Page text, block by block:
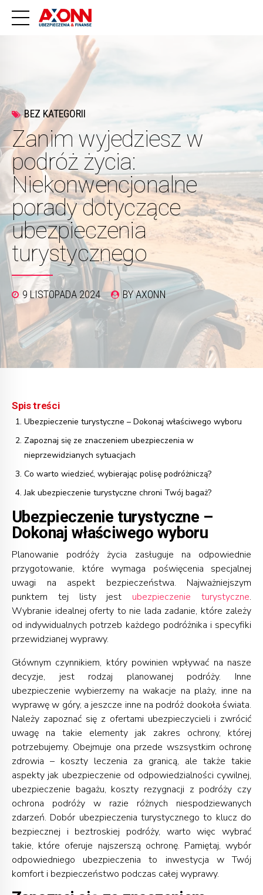
BEZ KATEGORII
Zanim wyjedziesz w
podróż życia:
Niekonwencjonalne
porady dotyczące
ubezpieczenia
turystycznego
9 LISTOPADA 2024 BY AXONN
Spis treści
Ubezpieczenie turystyczne – Dokonaj właściwego wyboru
Zapoznaj się ze znaczeniem ubezpieczenia w
nieprzewidzianych sytuacjach
Co warto wiedzieć, wybierając polisę podróżniczą?
Jak ubezpieczenie turystyczne chroni Twój bagaż?
Ubezpieczenie turystyczne –
Dokonaj właściwego wyboru
Planowanie podróży życia zasługuje na odpowiednie
przygotowanie, które wymaga poświęcenia specjalnej
uwagi na aspekt bezpieczeństwa. Najważniejszym
punktem tej listy jest ubezpieczenie turystyczne.
Wybranie idealnej oferty to nie lada zadanie, które zależy
od indywidualnych potrzeb każdego podróżnika i specyfiki
przewidzianej wyprawy.
Głównym czynnikiem, który powinien wpływać na nasze
decyzje, jest rodzaj planowanej podróży. Inne
ubezpieczenie wybierzemy na wakacje na plaży, inne na
wyprawę w góry, a jeszcze inne na podróż dookoła świata.
Należy zapoznać się z ofertami ubezpieczycieli i zwrócić
uwagę na takie elementy jak zakres ochrony, której
potrzebujemy. Obejmuje ona przede wszsystkim ochronę
zdrowia – koszty leczenia za granicą, ale także takie
aspekty jak ubezpieczenie od odpowiedzialności cywilnej,
ubezpieczenie bagażu, koszty rezygnacji z podróży czy
ochrona podróży w razie różnych niespodziewanych
zdarzeń. Dobór ubezpieczenia turystycznego to klucz do
bezpiecznej i beztroskiej podróży, warto więc wybrać
takie, które oferuje najszerszą ochronę. Pamiętaj, wybór
odpowiedniego ubezpieczenia to inwestycja w Twój
komfort i bezpieczeństwo podczas całej wyprawy.